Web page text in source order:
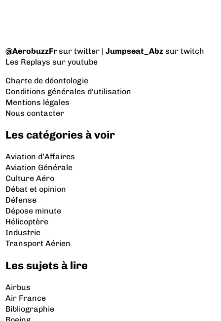
@AerobuzzFrsur twitter |Jumpseat_Abz sur twitch
Les Replays sur youtube
Charte de déontologie
Conditions générales d'utilisation
Mentions légales
Nous contacter
Les catégories à voir
Aviation d’Affaires
Aviation Générale
Culture Aéro
Débat et opinion
Défense
Dépose minute
Hélicoptère
Industrie
Transport Aérien
Les sujets à lire
Airbus
Air France
Bibliographie